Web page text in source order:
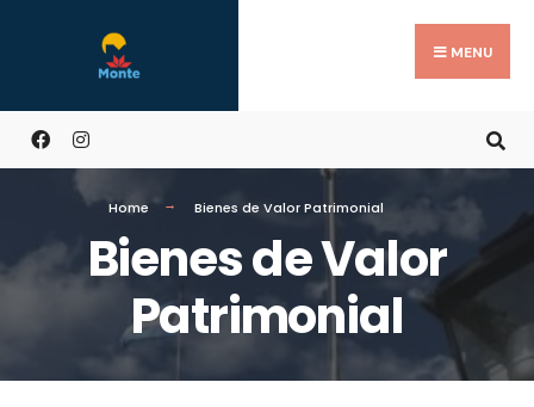
MENU
Home Bienes de Valor Patrimonial
Bienes de Valor
Patrimonial